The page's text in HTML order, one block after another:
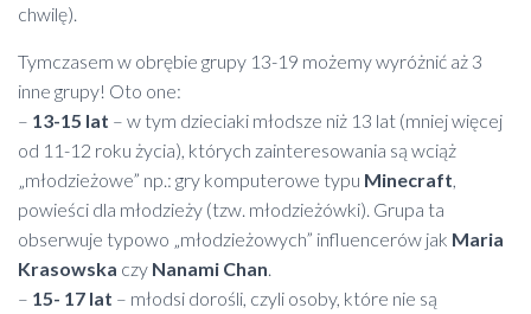
chwilę).
Tymczasem w obrębie grupy 13-19 możemy wyróżnić aż 3
inne grupy! Oto one:
– 13-15 lat – w tym dzieciaki młodsze niż 13 lat (mniej więcej
od 11-12 roku życia), których zainteresowania są wciąż
„młodzieżowe” np.: gry komputerowe typu Minecraft
powieści dla młodzieży (tzw. młodzieżówki). Grupa ta
obserwuje typowo „młodzieżowych” influencerów jak Maria
Krasowska czy Nanami Chan
– 15- 17 lat – młodsi dorośli, czyli osoby, które nie są